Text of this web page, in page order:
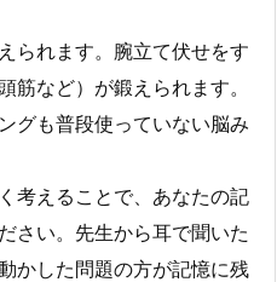
られます。腕立て伏せをす
筋など）が鍛えられます。
グも普段使っていない脳み
考えることで、あなたの記
さい。先生から耳で聞いた
かした問題の方が記憶に残